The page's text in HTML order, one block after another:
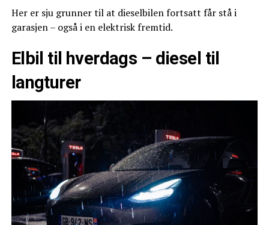
Her er sju grunner til at dieselbilen fortsatt får stå i
garasjen – også i en elektrisk fremtid.
Elbil til hverdags – diesel til
langturer